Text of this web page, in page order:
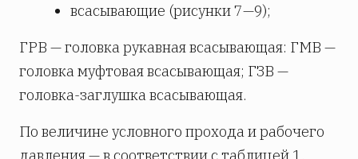
всасывающие (рисунки 7—9);
ГРВ — головка рукавная всасывающая: ГМВ —
головка муфтовая всасывающая; ГЗВ —
головка-заглушка всасывающая.
По величине условного прохода и рабочего